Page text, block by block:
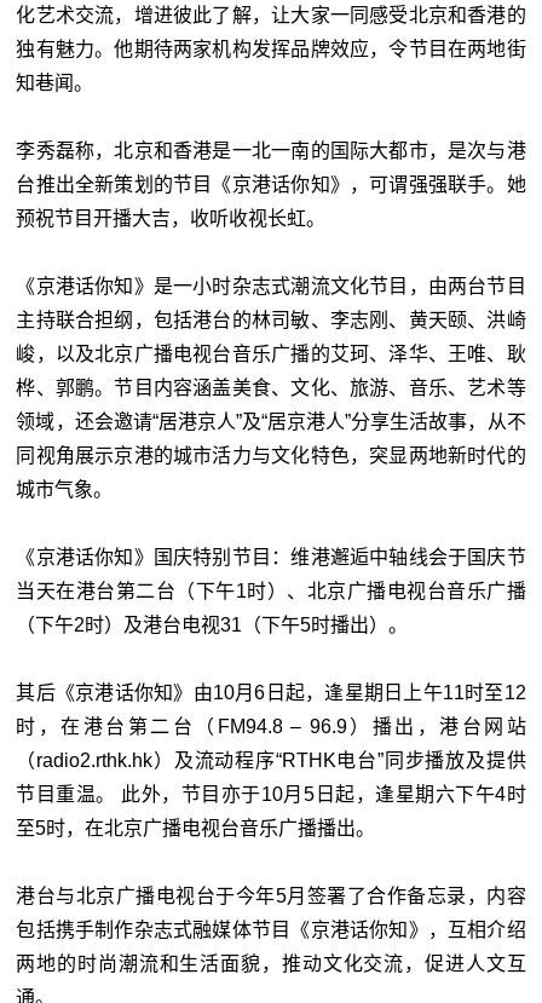
化艺术交流，增进彼此了解，让大家一同感受北京和香港的
独有魅力。他期待两家机构发挥品牌效应，令节目在两地街
知巷闻。
李秀磊称，北京和香港是一北一南的国际大都市，是次与港
台推出全新策划的节目《京港话你知》，可谓强强联手。她
预祝节目开播大吉，收听收视长虹。
《京港话你知》是一小时杂志式潮流文化节目，由两台节目
主持联合担纲，包括港台的林司敏、李志刚、黄天颐、洪崎
峻，以及北京广播电视台音乐广播的艾珂、泽华、王唯、耿
桦、郭鹏。节目内容涵盖美食、文化、旅游、音乐、艺术等
领域，还会邀请“居港京人”及“居京港人”分享生活故事，从不
同视角展示京港的城市活力与文化特色，突显两地新时代的
城市气象。
《京港话你知》国庆特别节目：维港邂逅中轴线会于国庆节
当天在港台第二台（下午1时）、北京广播电视台音乐广播
（下午2时）及港台电视31（下午5时播出）。
其后《京港话你知》由10月6日起，逢星期日上午11时至12
时，在港台第二台（FM94.8 – 96.9）播出，港台网站
（radio2.rthk.hk）及流动程序“RTHK电台”同步播放及提供
节目重温。 此外，节目亦于10月5日起，逢星期六下午4时
至5时，在北京广播电视台音乐广播播出。
港台与北京广播电视台于今年5月签署了合作备忘录，内容
包括携手制作杂志式融媒体节目《京港话你知》，互相介绍
两地的时尚潮流和生活面貌，推动文化交流，促进人文互
通。